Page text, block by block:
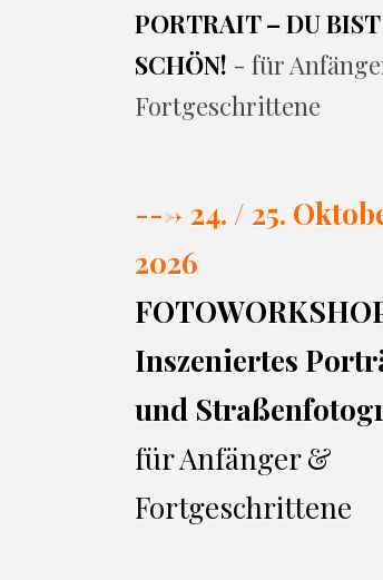
PORTRAIT – DU BIST
SCHÖN! - für
Fortgeschrittene
---> 24. / 25.
2026
Inszeniertes
und
für Anfänger &
Fortgeschrittene